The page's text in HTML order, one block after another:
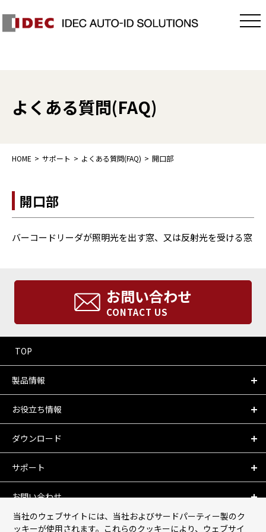
当社のウェブサイトには、当社およびサードパーティー製のク
ッキーが使用されます。これらのクッキーにより、ウェブサイ
よくある質問(FAQ)
HOME サポート よくある質問(FAQ) 開口部
開口部
バーコードリーダが照明光を出す窓、又は反射光を受ける窓
お問い合わせ
CONTACT US
TOP
製品情報
お役立ち情報
ダウンロード
サポート
お問い合わせ
会社情報